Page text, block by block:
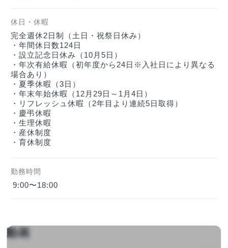
休日・休暇
完全週休2日制（土日・祝祭日休み）
・年間休日数124日
・設立記念日休み（10月5日）
・年次有給休暇（初年度から24日※入社日により異なる
場合あり）
・夏季休暇（3日）
・年末年始休暇（12月29日～1月4日）
・リフレッシュ休暇（2年目より連続5日取得）
・慶弔休暇
・生理休暇
・産休制度
・育休制度
勤務時間
9:00〜18:00
動画